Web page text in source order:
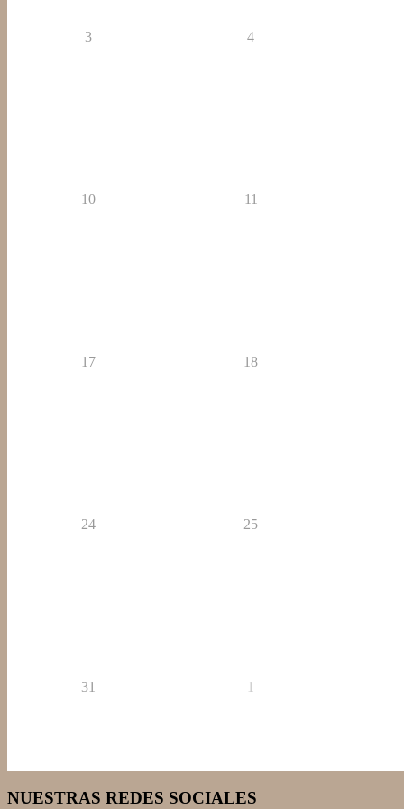
3 4
10 11
17 18
24 25
31 1
NUESTRAS REDES SOCIALES